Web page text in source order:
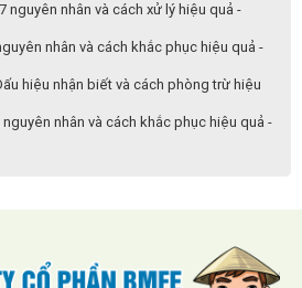
nguyên nhân và cách xử lý hiệu quả -
nhân và cách khắc phục hiệu quả -
hiệu nhận biết và cách phòng trừ hiệu
nhân và cách khắc phục hiệu quả -